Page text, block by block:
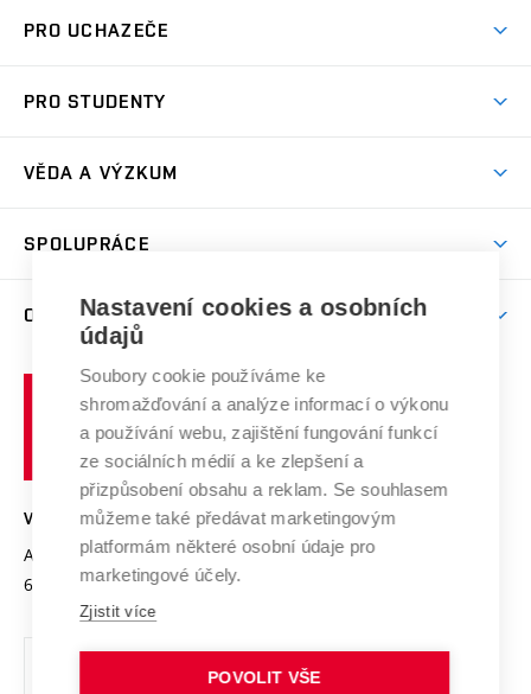
Koleje
Sport na VUT
PRO UCHAZEČE
Dny otevřených dveří
Celoživotní vzdělávání
E-přihláška
PRO STUDENTY
Harmonogram akademického roku
Závěrečné práce
Doktorské studium
Zpracování osobních údajů studentů
Sociální bezpečí
Studium bez bariér
Podpora podnikání
VĚDA A VÝZKUM
Mezinárodní vědecká rada
Systém zajišťování kvality výzkumu
Výzkumné infrastruktury
Transfer znalostí
Open Science
Projekty
Projekty ze strukturálních fondů
Specifický výzkum
SPOLUPRÁCE
Firemní spolupráce
Zahraniční spolupráce
Spolupráce se školami
Mezinárodní dohody
Univerzitní sítě
O UNIVERZITĚ
Profil univerzity
Udržitelná univerzita
Podnikavá univerzita / ContriBUTe
Bezpečná univerzita
Vyznamenání
Organizační struktura
Ochrana osobních údajů
učení
technické
Brně
VYSOKÉ UČENÍ TECHNICKÉ V BRNĚ
Antonínská 548/1
602 00 Brno
www.vut.cz
vut@vutbr.cz
Nastavení cookies a osobních
údajů
Soubory cookie používáme ke
shromažďování a analýze informací o výkonu
a používání webu, zajištění fungování funkcí
ze sociálních médií a ke zlepšení a
přizpůsobení obsahu a reklam. Se souhlasem
můžeme také předávat marketingovým
platformám některé osobní údaje pro
marketingové účely.
Zjistit více
POVOLIT VŠE